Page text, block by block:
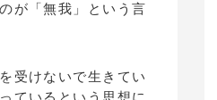
が「無我」という言
受けないで生きてい
ているという思想に